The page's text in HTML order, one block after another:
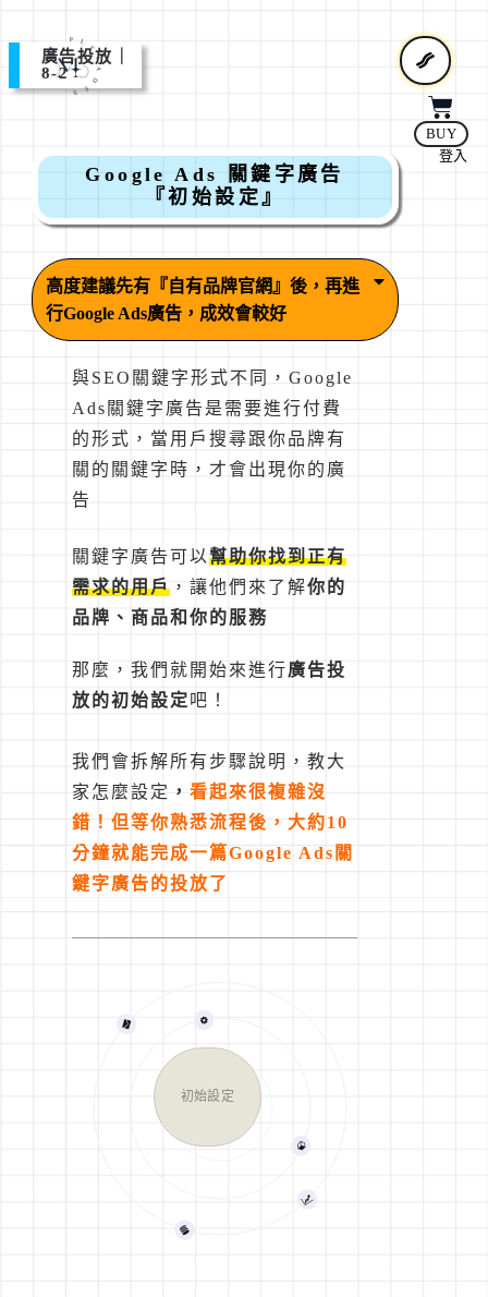
BUY
登入
廣告投放｜
8-2
Google Ads 關鍵字廣告
『初始設定』
高度建議先有『自有品牌官網』後，再進
行Google Ads廣告，成效會較好
與SEO關鍵字形式不同，Google
Ads關鍵字廣告是需要進行付費
的形式，當用戶搜尋跟你品牌有
關的關鍵字時，才會出現你的廣
告
關鍵字廣告可以幫助你找到正有
需求的用戶 ，讓他們來了解你的
品牌、商品和你的服務
那麼，我們就開始來進行廣告投
放的初始設定吧！
我們會拆解所有步驟說明，教大
家怎麼設定 ，看起來很複雜沒
錯！但等你熟悉流程後，大約10
分鐘就能完成一篇Google Ads關
鍵字廣告的投放了
初始設定